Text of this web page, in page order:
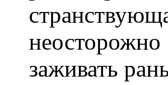
заживать